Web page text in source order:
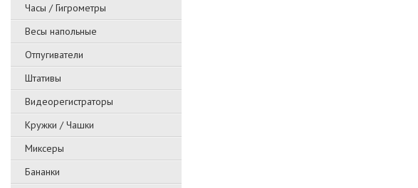
Часы / Гигрометры
Весы напольные
Отпугиватели
Штативы
Видеорегистраторы
Кружки / Чашки
Миксеры
Бананки